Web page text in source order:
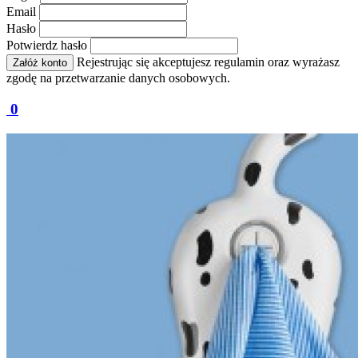
Email
Hasło
Potwierdz hasło
Załóż konto
Rejestrując się akceptujesz regulamin oraz wyrażasz
zgodę na przetwarzanie danych osobowych.
0